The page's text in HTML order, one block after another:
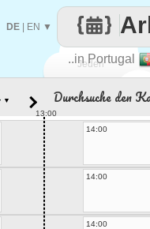
Jeden
..in Portugal
DE EN ▼
▼ Durchsuche den
13:00
14:00
14:00
14:00